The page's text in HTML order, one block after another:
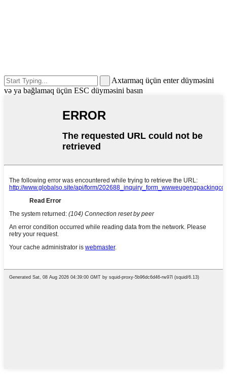
Axtarmaq üçün enter düyməsini
və ya bağlamaq üçün ESC düyməsini basın